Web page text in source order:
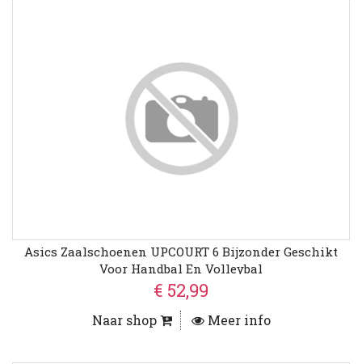
Asics Zaalschoenen UPCOURT 6 Bijzonder Geschikt
Voor Handbal En Volleybal
€ 52,99
Naar shop Meer info